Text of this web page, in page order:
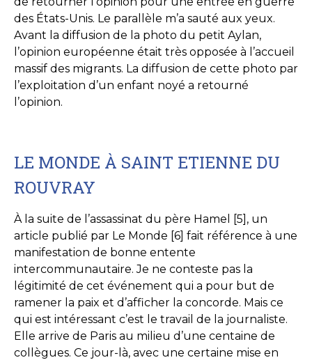
des États-Unis. Le parallèle m’a sauté aux yeux.
Avant la diffusion de la photo du petit Aylan,
l’opinion européenne était très opposée à l’accueil
massif des migrants. La diffusion de cette photo par
l’exploitation d’un enfant noyé a retourné
l’opinion.
LE MONDE À SAINT ETIENNE DU
ROUVRAY
À la suite de l’assassinat du père Hamel [5], un
article publié par Le Monde [6] fait référence à une
manifestation de bonne entente
intercommunautaire. Je ne conteste pas la
légitimité de cet événement qui a pour but de
ramener la paix et d’afficher la concorde. Mais ce
qui est intéressant c’est le travail de la journaliste.
Elle arrive de Paris au milieu d’une centaine de
collègues. Ce jour-là, avec une certaine mise en